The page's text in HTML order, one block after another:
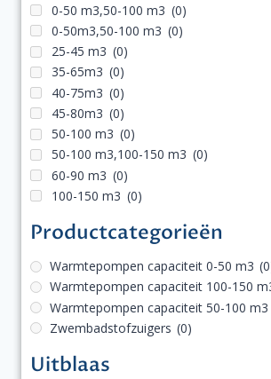
0-50 m3,50-100 m3 (0)
0-50m3,50-100 m3 (0)
25-45 m3 (0)
35-65m3 (0)
40-75m3 (0)
45-80m3 (0)
50-100 m3 (0)
50-100 m3,100-150 m3 (0)
60-90 m3 (0)
100-150 m3 (0)
Productcategorieën
Warmtepompen capaciteit 0-50 m3
Warmtepompen capaciteit 100-150
Warmtepompen capaciteit 50-100 m3
Zwembadstofzuigers (0)
Uitblaas